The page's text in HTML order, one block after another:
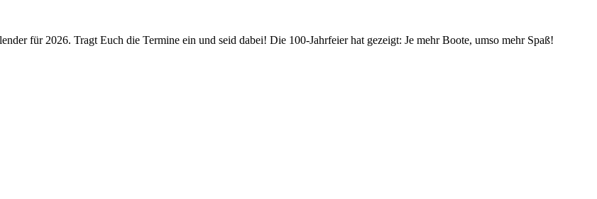
für 2026. Tragt Euch die Termine ein und seid dabei! Die 100-Jahrfeier hat gezeigt: Je mehr Boote, umso mehr Spaß!